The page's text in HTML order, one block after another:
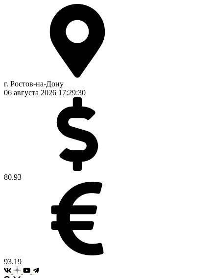
г. Ростов-на-Дону
06 августа 2026 17:29:30
80.93
93.19